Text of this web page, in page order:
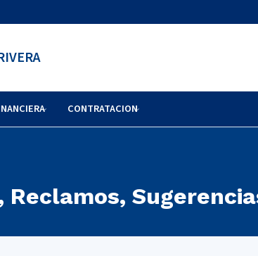
CONTRATACION
Reclamos,